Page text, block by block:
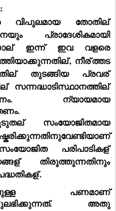
വിപുലമായ തോതില്
പ്രാദേശികമായി
ഇന്ന് ഇവ വളരെ
, നീര്ത്തട
തുടങ്ങിയ പ്രവര്
സന്നദ്ധാടിസ്ഥാനത്തില്
ന്യായമായ
സംയോജിതമായ
പരിപാടികള്
തിരുത്തുന്നതിനും
.
പണമാണ്
അതു